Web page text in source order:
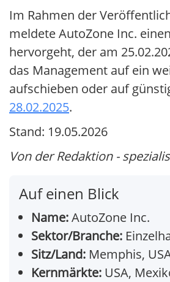
Im Rahmen der
meldete AutoZone Inc.
hervorgeht, der am
das Management auf ein
aufschieben oder auf
28.02.2025.
Stand: 19.05.2026
Von der Redaktion -
Auf einen Blick
Name:AutoZone Inc.
Sektor/Branche:
Sitz/Land: Memphis,
Kernmärkte: USA,